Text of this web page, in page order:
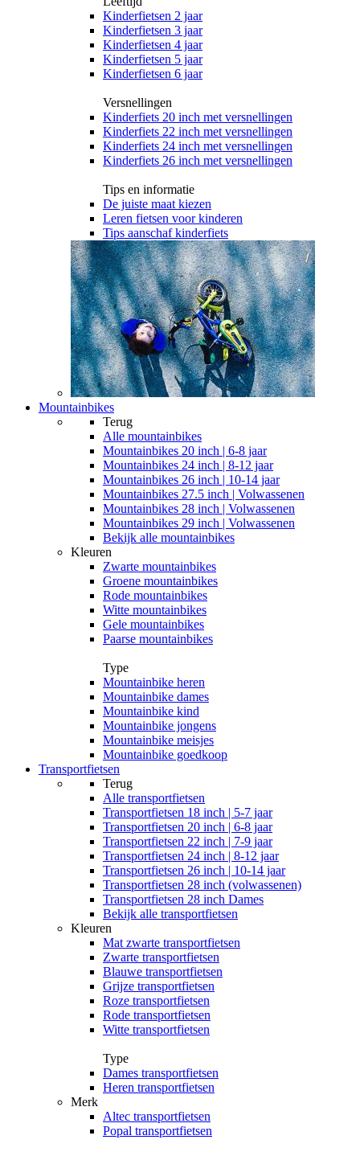
Kinderfietsen 2 jaar
Kinderfietsen 3 jaar
Kinderfietsen 4 jaar
Kinderfietsen 5 jaar
Kinderfietsen 6 jaar
Versnellingen
Kinderfiets 20 inch met versnellingen
Kinderfiets 22 inch met versnellingen
Kinderfiets 24 inch met versnellingen
Kinderfiets 26 inch met versnellingen
Tips en informatie
De juiste maat kiezen
Leren fietsen voor kinderen
Tips aanschaf kinderfiets
Mountainbikes
Terug
Alle mountainbikes
Mountainbikes 20 inch | 6-8 jaar
Mountainbikes 24 inch | 8-12 jaar
Mountainbikes 26 inch | 10-14 jaar
Mountainbikes 27.5 inch | Volwassenen
Mountainbikes 28 inch | Volwassenen
Mountainbikes 29 inch | Volwassenen
Bekijk alle mountainbikes
Kleuren
Zwarte mountainbikes
Groene mountainbikes
Rode mountainbikes
Witte mountainbikes
Gele mountainbikes
Paarse mountainbikes
Type
Mountainbike heren
Mountainbike dames
Mountainbike kind
Mountainbike jongens
Mountainbike meisjes
Mountainbike goedkoop
Transportfietsen
Terug
Alle transportfietsen
Transportfietsen 18 inch | 5-7 jaar
Transportfietsen 20 inch | 6-8 jaar
Transportfietsen 22 inch | 7-9 jaar
Transportfietsen 24 inch | 8-12 jaar
Transportfietsen 26 inch | 10-14 jaar
Transportfietsen 28 inch (volwassenen)
Transportfietsen 28 inch Dames
Bekijk alle transportfietsen
Kleuren
Mat zwarte transportfietsen
Zwarte transportfietsen
Blauwe transportfietsen
Grijze transportfietsen
Roze transportfietsen
Rode transportfietsen
Witte transportfietsen
Type
Dames transportfietsen
Heren transportfietsen
Merk
Altec transportfietsen
Popal transportfietsen